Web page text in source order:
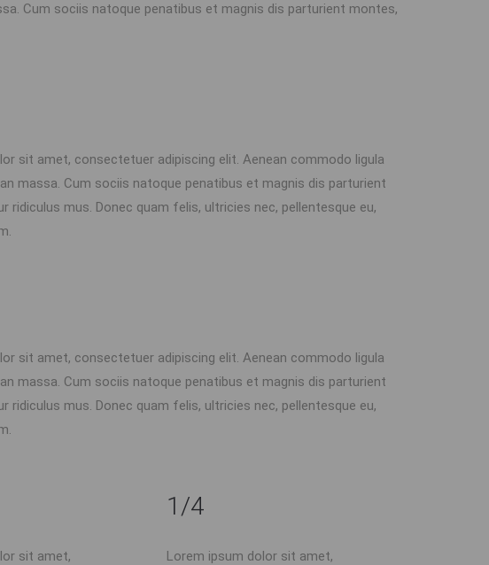
Cum sociis natoque penatibus et magnis dis parturient montes,
sit amet, consectetuer adipiscing elit. Aenean commodo ligula
massa. Cum sociis natoque penatibus et magnis dis parturient
ridiculus mus. Donec quam felis, ultricies nec, pellentesque eu,
sit amet, consectetuer adipiscing elit. Aenean commodo ligula
massa. Cum sociis natoque penatibus et magnis dis parturient
ridiculus mus. Donec quam felis, ultricies nec, pellentesque eu,
sit amet,
1/4
Lorem ipsum dolor sit amet,